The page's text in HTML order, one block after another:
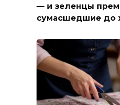
— и зеленцы прем
сумасшедшие до